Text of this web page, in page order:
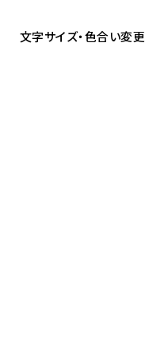
文字サイズ・色合い変更